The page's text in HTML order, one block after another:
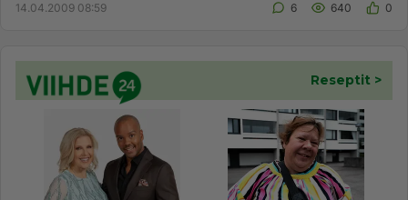
14.04.2009 08:59 6 640 0